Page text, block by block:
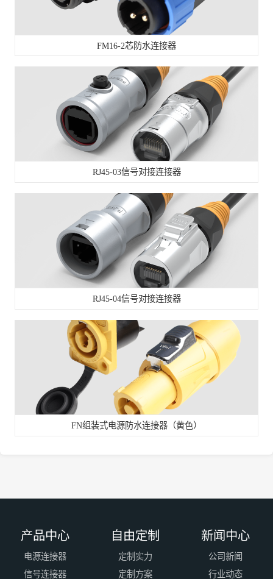
FM16-2芯防水连接器
RJ45-03信号对接连接器
RJ45-04信号对接连接器
FN组装式电源防水连接器（黄色）
产品中心
电源连接器
信号连接器
自由定制
定制实力
定制方案
新闻中心
公司新闻
行业动态